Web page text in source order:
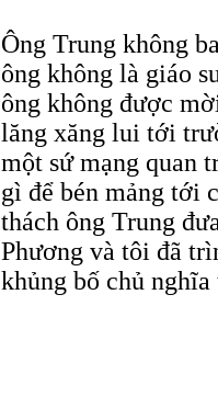
Ông Trung không
ông không là giáo
ông không được
lăng xăng lui tới
một sứ mạng quan
gì để bén mảng tới
thách ông Trung
Phương và tôi đã
khủng bố chủ